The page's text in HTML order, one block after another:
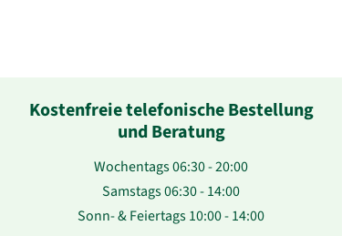
Kostenfreie telefonische Bestellung
und Beratung
Wochentags 06:30 - 20:00
Samstags 06:30 - 14:00
Sonn- & Feiertags 10:00 - 14:00